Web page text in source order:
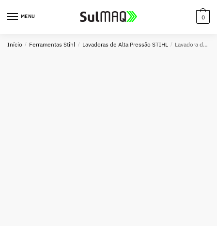
MENU 0
Início / Ferramentas Stihl / Lavadoras de Alta Pressão STIHL / Lavadora de Alta Pressão STIHL REA 100 PLUS – Eficiência, Design Compacto e Alto Rendimento